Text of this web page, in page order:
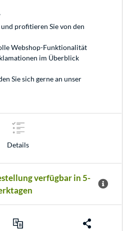
profitieren Sie von den
Webshop-Funktionalität
im Überblick
Sie sich gerne an unser
Details
verfügbar in 5-